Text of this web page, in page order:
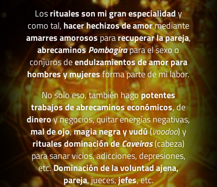
Losrituales son mi gran especialidady
como tal, hacer hechizos de amormediante
amarres amorosospararecuperar la pareja,
abrecaminosPombagirapara el sexo o
conjuros deendulzamientos de amor para
hombres y mujeresforma parte de mi labor.
No solo eso, también hagopotentes
trabajos de abrecaminos económicos, de
dineroy negocios, quitar energías negativas,
mal de ojo,magia negra y vudú(voodoo) y
rituales dominación deCaveiras(cabeza)
para sanar vicios, adicciones, depresiones,
etc.Dominación de la voluntad ajena,
pareja, jueces,jefes, etc.